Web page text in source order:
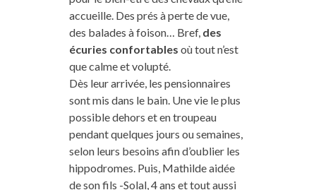
accueille. Des prés à perte de vue,
des balades à foison… Bref, des
écuries confortables où tout n’est
que calme et volupté.
Dès leur arrivée, les pensionnaires
sont mis dans le bain. Une vie le plus
possible dehors et en troupeau
pendant quelques jours ou semaines,
selon leurs besoins afin d’oublier les
hippodromes. Puis, Mathilde aidée
de son fils -Solal, 4 ans et tout aussi